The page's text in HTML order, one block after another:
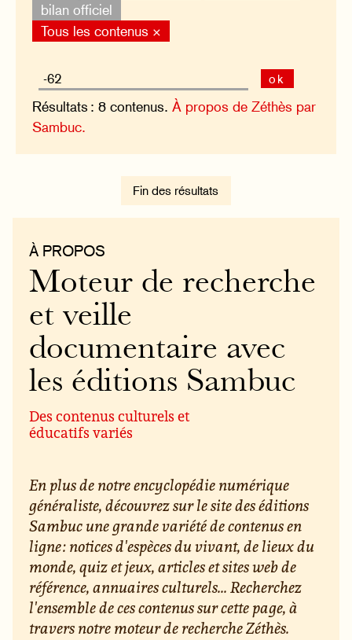
bilan officiel
Tous les contenus ×
ok
Résultats : 8 contenus.À propos de Zéthès par
Sambuc.
Fin des résultats
À PROPOS
Moteur de recherche
et veille
documentaire avec
les éditions Sambuc
Des contenus culturels et
éducatifs variés
En plus de notre encyclopédie numérique
généraliste, découvrez sur le site des éditions
Sambuc une grande variété de contenus en
ligne : notices d'espèces du vivant, de lieux du
monde, quiz et jeux, articles et sites web de
référence, annuaires culturels... Recherchez
l'ensemble de ces contenus sur cette page, à
travers notre moteur de recherche Zéthès.